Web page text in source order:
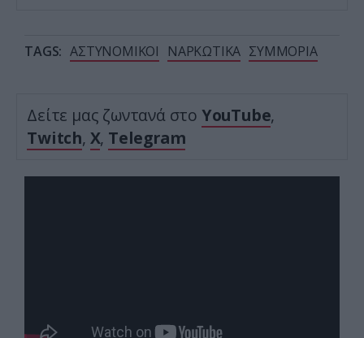
TAGS: ΑΣΤΥΝΟΜΙΚΟΙ ΝΑΡΚΩΤΙΚΑ ΣΥΜΜΟΡΙΑ
Δείτε μας ζωντανά στο YouTube,
Twitch, X, Telegram